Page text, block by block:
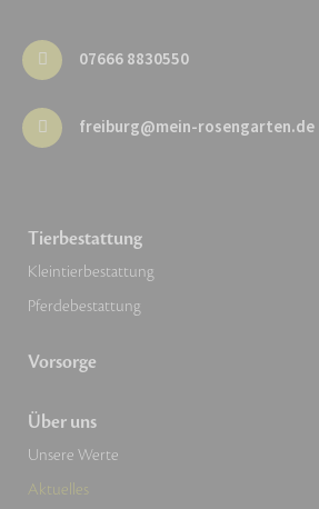
07666 8830550
freiburg@mein-rosengarten.de
Tierbestattung
Kleintierbestattung
Pferdebestattung
Vorsorge
Über uns
Unsere Werte
Aktuelles